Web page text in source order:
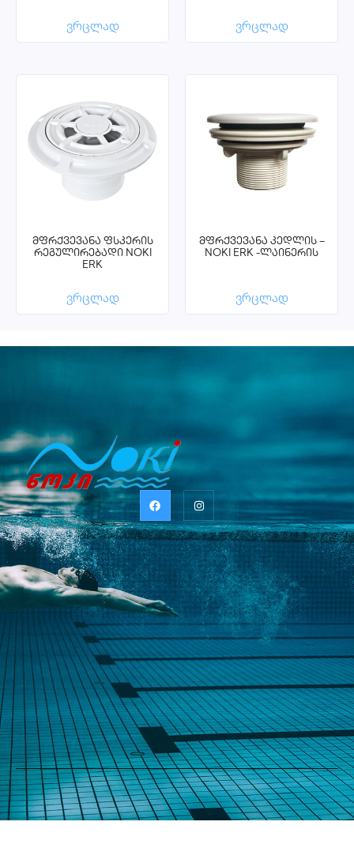
ვრცლად ვრცლად
მფრქვევანა ფსკერის
რეგულირებადი NOKI
ERK
ვრცლად
მფრქვევანა კედლის –
NOKI ERK -ლაინერის
ვრცლად